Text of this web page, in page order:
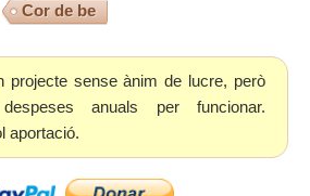
Cor de be
projecte sense ànim de lucre, però
anuals per funcionar.
aportació.